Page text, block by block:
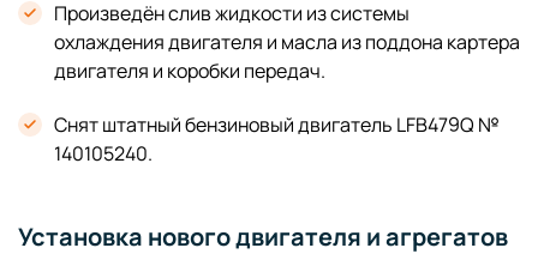
Произведён слив жидкости из системы
охлаждения двигателя и масла из поддона картера
двигателя и коробки передач.
Снят штатный бензиновый двигатель LFB479Q №
140105240.
Установка нового двигателя и агрегатов